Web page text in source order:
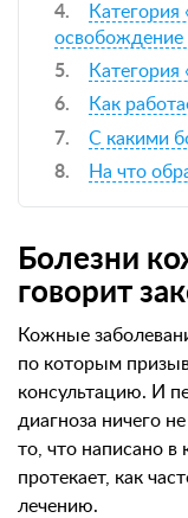
Категория
освобождение
Категория
Как
С какими
На что
Болезни
говорит
Кожные
по которым
консультацию. И
диагноза ничего
то, что написано в
протекает, как
лечению.